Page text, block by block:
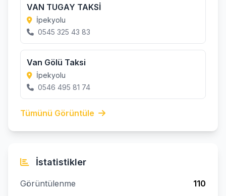
VAN TUGAY TAKSİ
İpekyolu
0545 325 43 83
Van Gölü Taksi
İpekyolu
0546 495 81 74
Tümünü Görüntüle
İstatistikler
Görüntülenme
110